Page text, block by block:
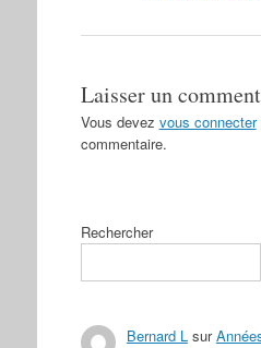
Laisser un
Vous devez vous connecter
commentaire.
Rechercher
Bernard L sur